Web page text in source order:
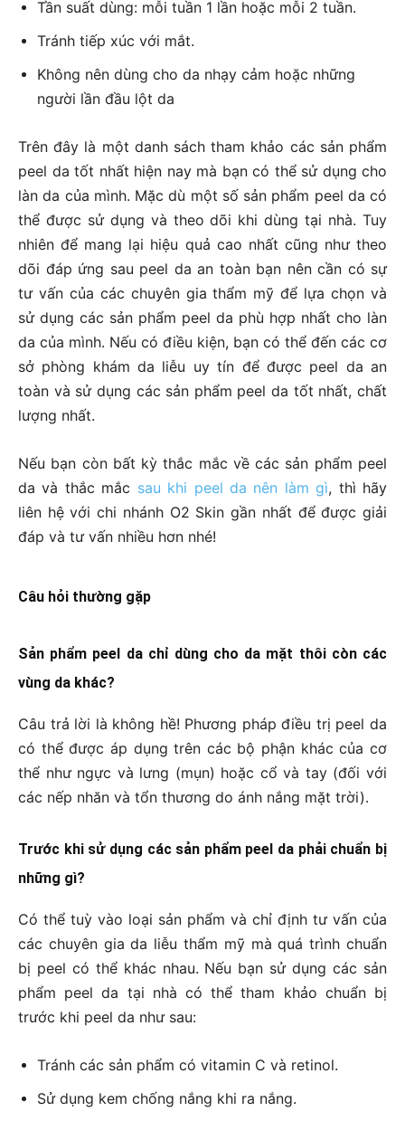
Tần suất dùng: mỗi tuần 1 lần hoặc mỗi 2 tuần.
Tránh tiếp xúc với mắt.
Không nên dùng cho da nhạy cảm hoặc những
người lần đầu lột da
Trên đây là một danh sách tham khảo các sản phẩm
peel da tốt nhất hiện nay mà bạn có thể sử dụng cho
làn da của mình. Mặc dù một số sản phẩm peel da có
thể được sử dụng và theo dõi khi dùng tại nhà. Tuy
nhiên để mang lại hiệu quả cao nhất cũng như theo
dõi đáp ứng sau peel da an toàn bạn nên cần có sự
tư vấn của các chuyên gia thẩm mỹ để lựa chọn và
sử dụng các sản phẩm peel da phù hợp nhất cho làn
da của mình. Nếu có điều kiện, bạn có thể đến các cơ
sở phòng khám da liễu uy tín để được peel da an
toàn và sử dụng các sản phẩm peel da tốt nhất, chất
lượng nhất.
Nếu bạn còn bất kỳ thắc mắc về các sản phẩm peel
da và thắc mắc sau khi peel da nên làm gì, thì hãy
liên hệ với chi nhánh O2 Skin gần nhất để được giải
đáp và tư vấn nhiều hơn nhé!
Câu hỏi thường gặp
Sản phẩm peel da chỉ dùng cho da mặt thôi còn các
vùng da khác?
Câu trả lời là không hề! Phương pháp điều trị peel da
có thể được áp dụng trên các bộ phận khác của cơ
thể như ngực và lưng (mụn) hoặc cổ và tay (đối với
các nếp nhăn và tổn thương do ánh nắng mặt trời).
Trước khi sử dụng các sản phẩm peel da phải chuẩn bị
những gì?
Có thể tuỳ vào loại sản phẩm và chỉ định tư vấn của
các chuyên gia da liễu thẩm mỹ mà quá trình chuẩn
bị peel có thể khác nhau. Nếu bạn sử dụng các sản
phẩm peel da tại nhà có thể tham khảo chuẩn bị
trước khi peel da như sau:
Tránh các sản phẩm có vitamin C và retinol.
Sử dụng kem chống nắng khi ra nắng.